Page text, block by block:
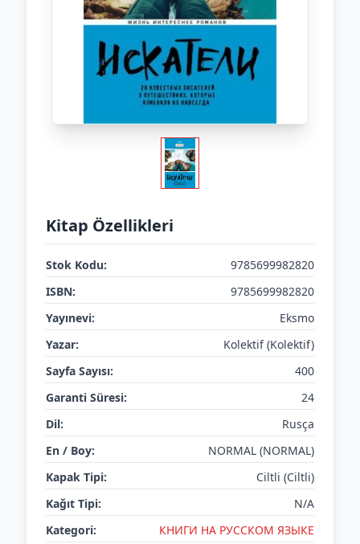
Kitap Özellikleri
Stok Kodu:
9785699982820
ISBN:
9785699982820
Yayınevi:
Eksmo
Yazar:
Kolektif (Kolektif)
Sayfa Sayısı:
400
Garanti Süresi:
24
Dil:
Rusça
En / Boy:
NORMAL (NORMAL)
Kapak Tipi:
Ciltli (Ciltli)
Kağıt Tipi:
N/A
Kategori:
КНИГИ НА РУССКОМ ЯЗЫКЕ